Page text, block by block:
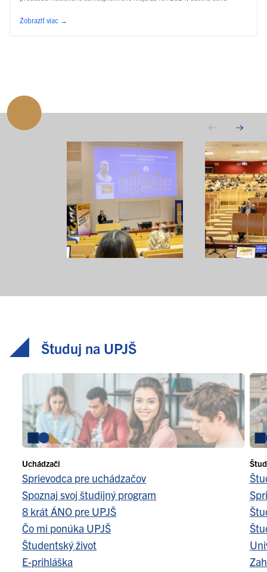
prvýkrát … Čítať ďalej
Zobraziť viac →
Študuj na UPJŠ
Uchádzači
Sprievodca pre uchádzačov
Spoznaj svoj študijný program
8 krát ÁNO pre UPJŠ
Čo mi ponúka UPJŠ
Študentský život
E-prihláška